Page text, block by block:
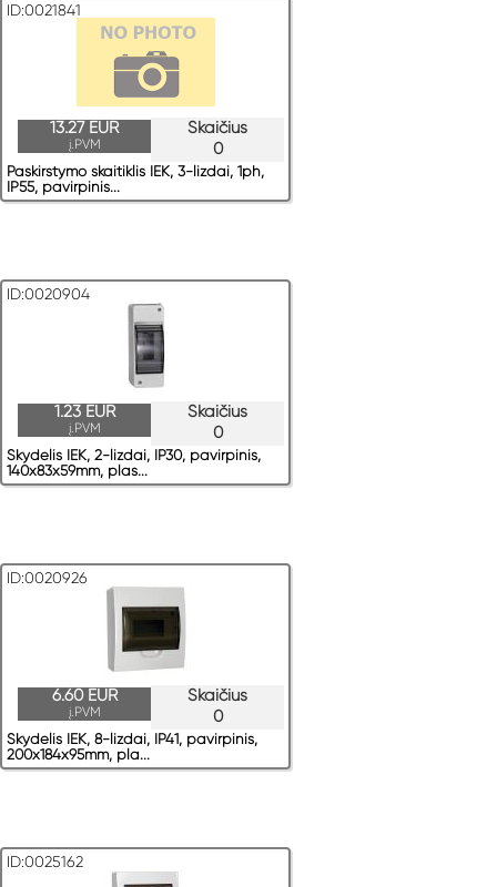
ID:0021841
Skaičius
0
13.27 EUR
į.PVM
Paskirstymo skaitiklis IEK, 3-lizdai, 1ph,
IP55, pavirрinis...
ID:0020904
Skaičius
0
1.23 EUR
į.PVM
Skydelis IEK, 2-lizdai, IP30, pavirрinis,
140x83x59mm, plas...
ID:0020926
Skaičius
0
6.60 EUR
į.PVM
Skydelis IEK, 8-lizdai, IP41, pavirрinis,
200x184x95mm, pla...
ID:0025162